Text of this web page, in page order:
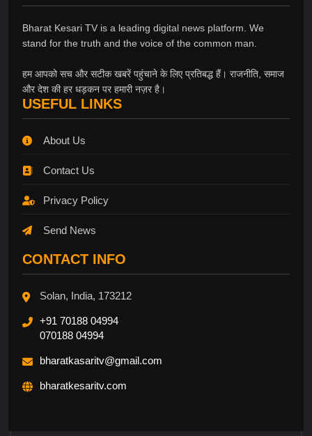
Bharat Kesari TV is a leading digital news platform. We
stand for the truth and the voice of the common man.
हम आपको सच और सटीक खबरें पहुंचाने के लिए प्रतिबद्ध हैं। राजनीति, समाज
और देश की हर धड़कन पर हमारी नज़र है।
USEFUL LINKS
About Us
Contact Us
Privacy Policy
Send News
CONTACT INFO
Solan, India, 173212
+91 70188 04994
070188 04994
bharatkasaritv@gmail.com
bharatkesaritv.com